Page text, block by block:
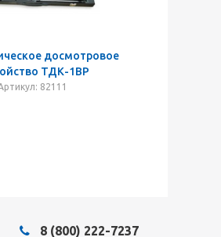
досмотровое
ТДК-1ВР
82111
8 (800) 222-7237